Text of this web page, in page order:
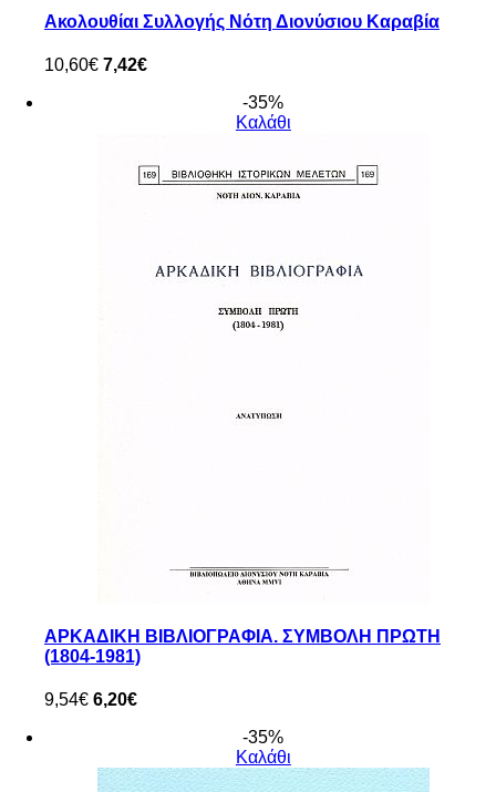
Ακολουθίαι Συλλογής Νότη Διονύσιου Καραβία
10,60€ 7,42€
-35%
Καλάθι
ΑΡΚΑΔΙΚΗ ΒΙΒΛΙΟΓΡΑΦΙΑ. ΣΥΜΒΟΛΗ ΠΡΩΤΗ
(1804-1981)
9,54€ 6,20€
-35%
Καλάθι